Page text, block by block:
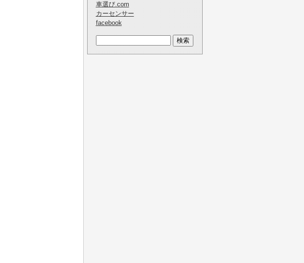
車選び.com
カーセンサー
facebook